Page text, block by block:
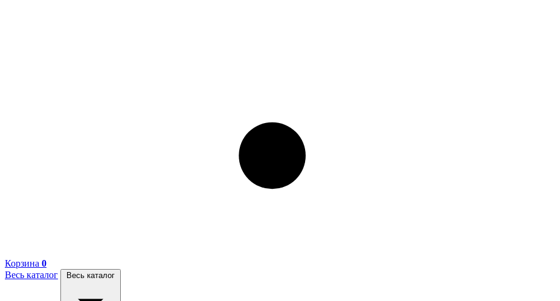
Корзина 0
Весь каталог
Весь каталог